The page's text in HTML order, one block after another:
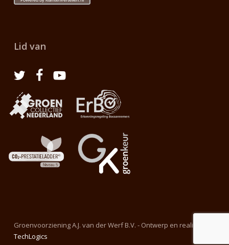
Lid van
Groenvoorziening A.J. van der Werf B.V. - Ontwerp en realisatie
TechLogics